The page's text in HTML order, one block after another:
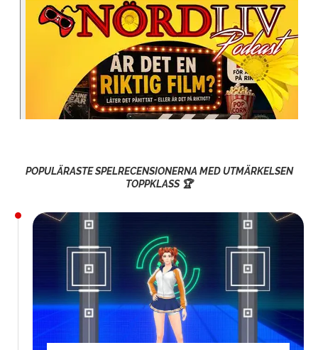
POPULÄRASTE SPELRECENSIONERNA MED UTMÄRKELSEN
TOPPKLASS 🏆